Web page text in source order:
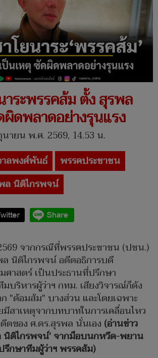
ระพรรคส้ม ตั้ง สุรพล
ดพลาดอย่างรุนแรง
ายน พ.ศ. 2569, 14.53 น.
ลพงศ์พันธ์
พรรคประชาชน
ล นิติไกรพจน์
จากกรณีที่พรรคประชาชน (ปชน.)
ล นิติไกรพจน์ อดีตอธิการบดี
ศาสตร์ เป็นประธานที่ปรึกษา
บริหารผู้ว่าฯ กทม. เสียงวิจารณ์ก็ดัง
"ด้อมส้ม" บางส่วน และโดยเฉพาะ
สาเหตุจากบทบาทในการเคลื่อนไหว
ตของ ศ.ดร.สุรพล นั่นเอง (อ่านข่าว
นิติไกรพจน์' จากม็อบนกหวีด-พยาน
รึกษาทีมผู้ว่าฯ พรรคส้ม)